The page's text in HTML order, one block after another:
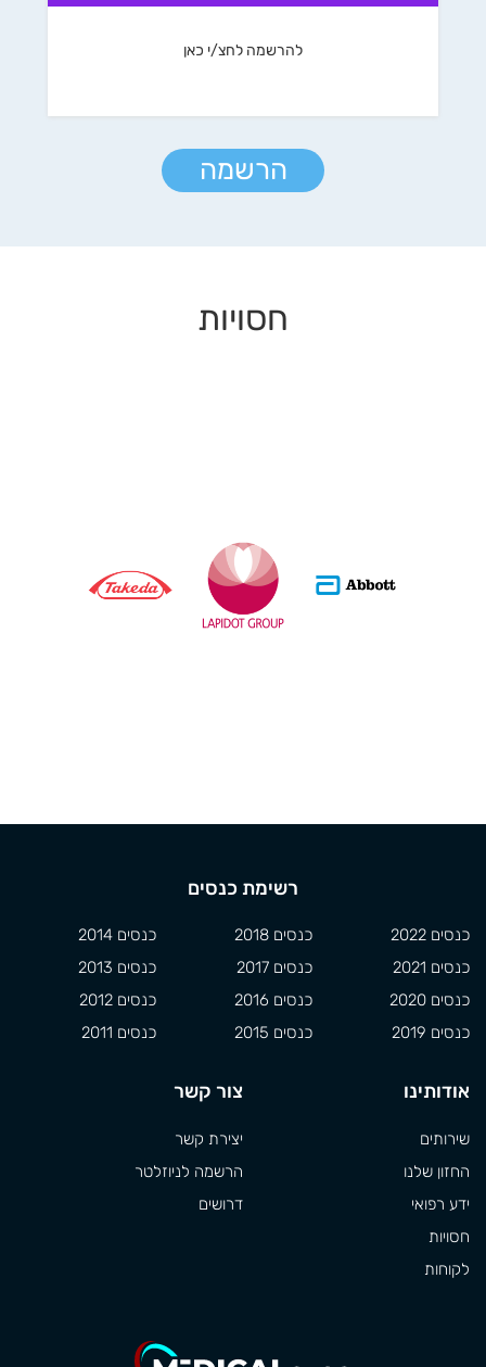
להרשמה לחצ/י כאן
הרשמה
חסויות
רשימת כנסים
כנסים 2022
כנסים 2021
כנסים 2020
כנסים 2019
כנסים 2018
כנסים 2017
כנסים 2016
כנסים 2015
כנסים 2014
כנסים 2013
כנסים 2012
כנסים 2011
אודותינו
שירותים
החזון שלנו
ידע רפואי
חסויות
לקוחות
צור קשר
יצירת קשר
הרשמה לניוזלטר
דרושים